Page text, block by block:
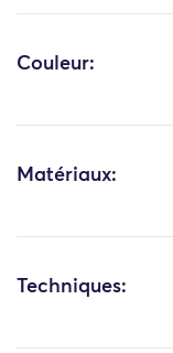
Couleur:
Matériaux:
Techniques: